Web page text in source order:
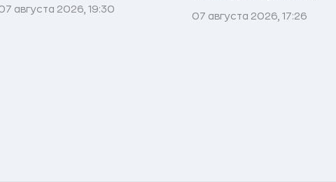
августа 2026, 19:30
07 августа 2026, 17:26